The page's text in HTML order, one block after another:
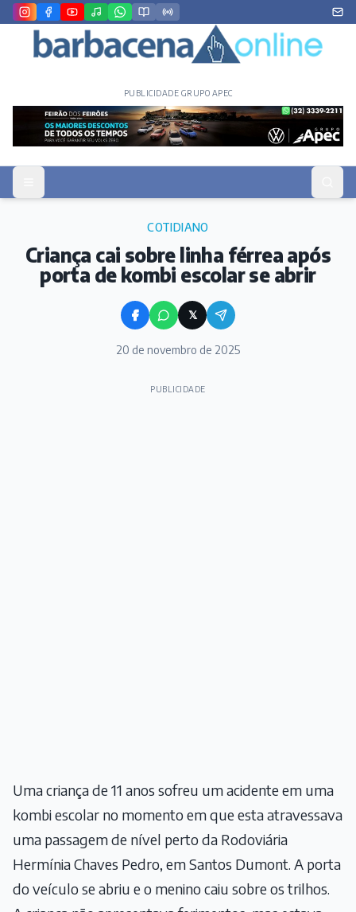
PUBLICIDADE GRUPO APEC
COTIDIANO
Criança cai sobre linha férrea após
porta de kombi escolar se abrir
𝕏
20 de novembro de 2025
PUBLICIDADE
Uma criança de 11 anos sofreu um acidente em uma
kombi escolar no momento em que esta atravessava
uma passagem de nível perto da Rodoviária
Hermínia Chaves Pedro, em Santos Dumont. A porta
do veículo se abriu e o menino caiu sobre os trilhos.